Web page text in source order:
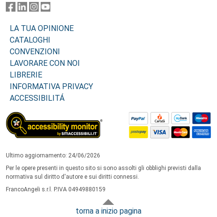
LA TUA OPINIONE
CATALOGHI
CONVENZIONI
LAVORARE CON NOI
LIBRERIE
INFORMATIVA PRIVACY
ACCESSIBILITÁ
Ultimo aggiornamento: 24/06/2026
Per le opere presenti in questo sito si sono assolti gli obblighi previsti dalla
normativa sul diritto d'autore e sui diritti connessi.
FrancoAngeli s.r.l. P.IVA 04949880159
torna a inizio pagina